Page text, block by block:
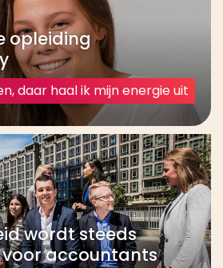
opleiding
daar haal ik mijn energie uit
wordt steeds
accountants